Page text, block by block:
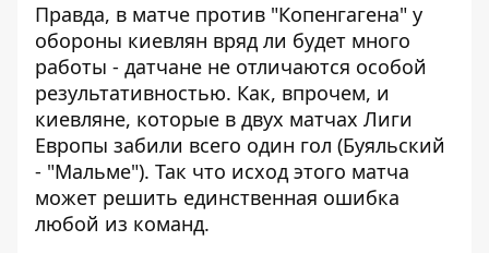
Правда, в матче против "Копенгагена" у
обороны киевлян вряд ли будет много
работы - датчане не отличаются особой
результативностью. Как, впрочем, и
киевляне, которые в двух матчах Лиги
Европы забили всего один гол (Буяльский
- "Мальме"). Так что исход этого матча
может решить единственная ошибка
любой из команд.